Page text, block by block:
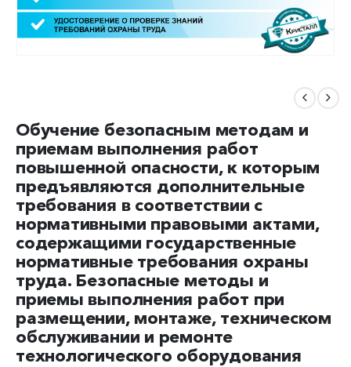
Обучение безопасным методам и
приемам выполнения работ
повышенной опасности, к которым
предъявляются дополнительные
требования в соответствии с
нормативными правовыми актами,
содержащими государственные
нормативные требования охраны
труда. Безопасные методы и
приемы выполнения работ при
размещении, монтаже, техническом
обслуживании и ремонте
технологического оборудования